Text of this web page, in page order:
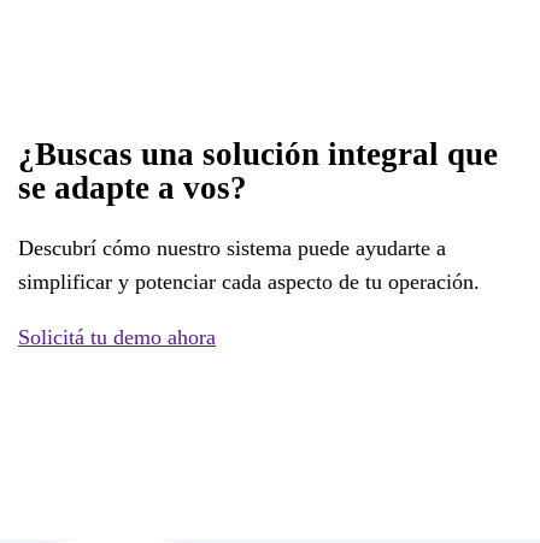
¿Buscas una solución integral que
se adapte a vos?
Descubrí cómo nuestro sistema puede ayudarte a
simplificar y potenciar cada aspecto de tu operación.
Solicitá tu demo ahora